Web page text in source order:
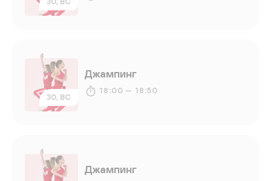
30, ВС
Джампинг
18:00 — 18:50
Джампинг